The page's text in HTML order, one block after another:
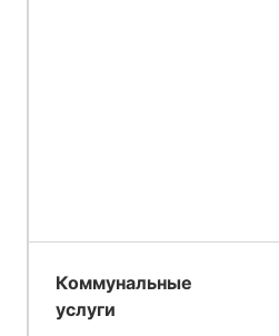
Коммунальные
услуги